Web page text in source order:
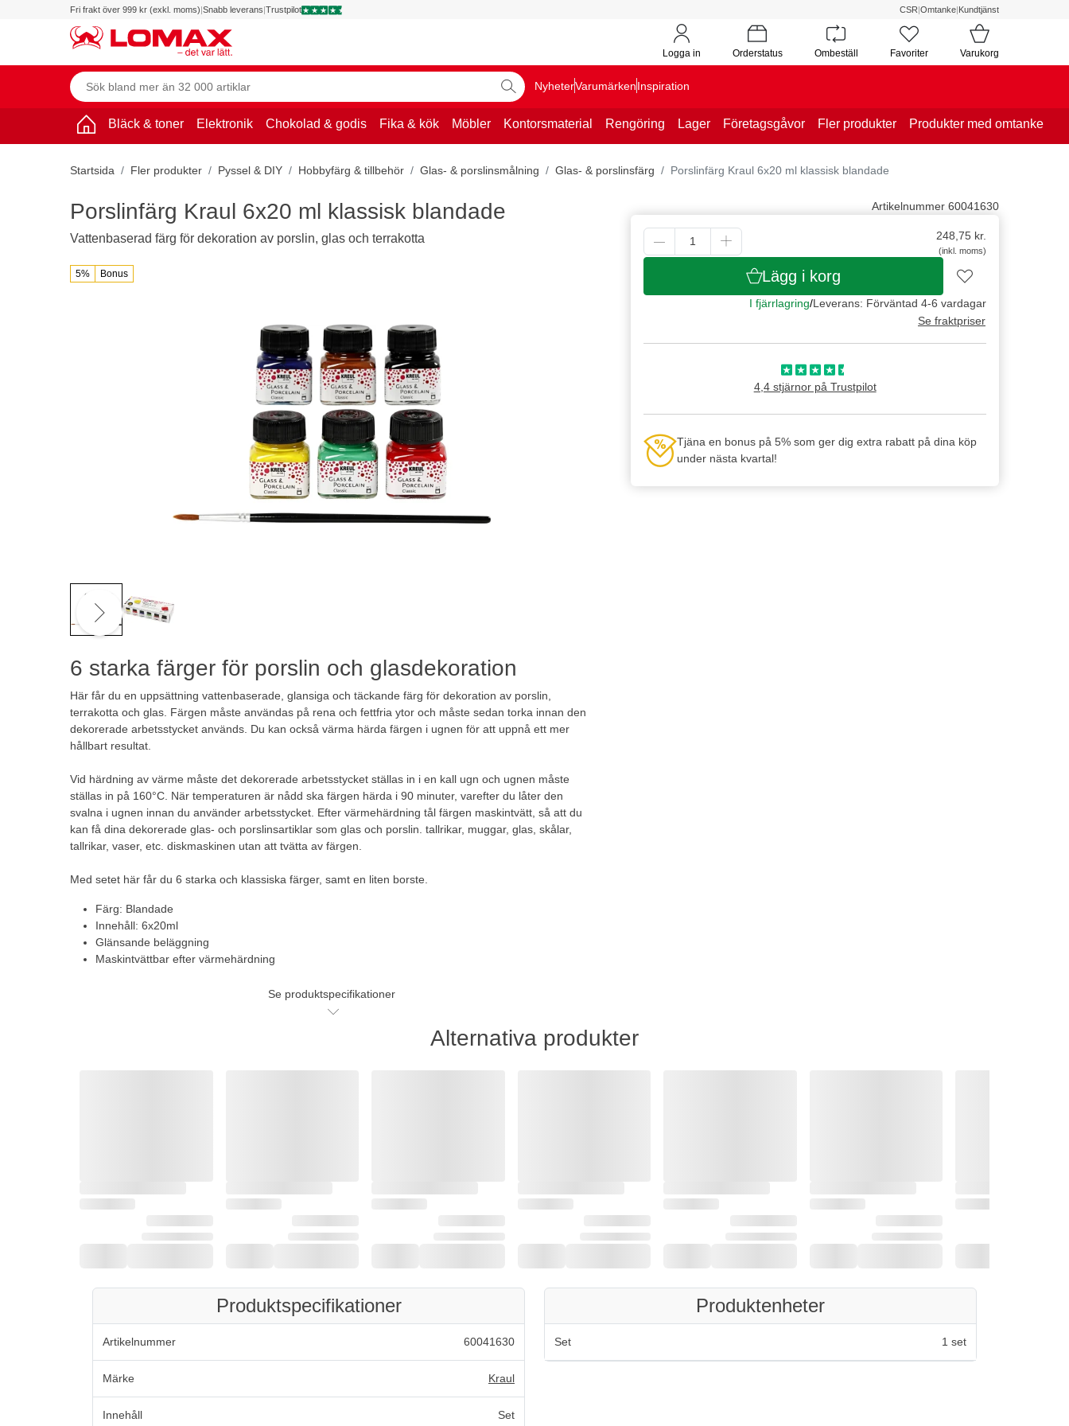
Fri frakt över 999 kr (exkl. moms)|Snabb leverans|Trustpilot CSR|Omtanke|Kundtjänst
Logga in Orderstatus Ombeställ Favoriter Varukorg
NyheterVarumärkenInspiration
Bläck & toner Elektronik Chokolad & godis Fika & kök Möbler Kontorsmaterial Rengöring Lager Företagsgåvor Fler produkter Produkter med omtanke
Startsida Fler produkter Pyssel & DIY Hobbyfärg & tillbehör Glas- & porslinsmålning Glas- & porslinsfärg Porslinfärg Kraul 6x20 ml klassisk blandade
5% Bonus
6 starka färger för porslin och glasdekoration
Här får du en uppsättning vattenbaserade, glansiga och täckande färg för dekoration av porslin,
terrakotta och glas. Färgen måste användas på rena och fettfria ytor och måste sedan torka innan den
dekorerade arbetsstycket används. Du kan också värma härda färgen i ugnen för att uppnå ett mer
hållbart resultat.
Vid härdning av värme måste det dekorerade arbetsstycket ställas in i en kall ugn och ugnen måste
ställas in på 160°C. När temperaturen är nådd ska färgen härda i 90 minuter, varefter du låter den
svalna i ugnen innan du använder arbetsstycket. Efter värmehärdning tål färgen maskintvätt, så att du
kan få dina dekorerade glas- och porslinsartiklar som glas och porslin. tallrikar, muggar, glas, skålar,
tallrikar, vaser, etc. diskmaskinen utan att tvätta av färgen.
Med setet här får du 6 starka och klassiska färger, samt en liten borste.
Färg: Blandade
Innehåll: 6x20ml
Glänsande beläggning
Maskintvättbar efter värmehärdning
Se produktspecifikationer
Artikelnummer 60041630
248,75kr.
(inkl. moms)
Lägg i korg
I fjärrlagring/Leverans: Förväntad 4-6 vardagar
Se fraktpriser
4,4 stjärnor på Trustpilot
Tjäna en bonus på 5% som ger dig extra rabatt på dina köp
under nästa kvartal!
Porslinfärg Kraul 6x20 ml klassisk blandade
Vattenbaserad färg för dekoration av porslin, glas och terrakotta
Alternativa produkter
Produktspecifikationer
Artikelnummer 60041630
Märke Kraul
Innehåll Set
Produktenheter
Set 1 set